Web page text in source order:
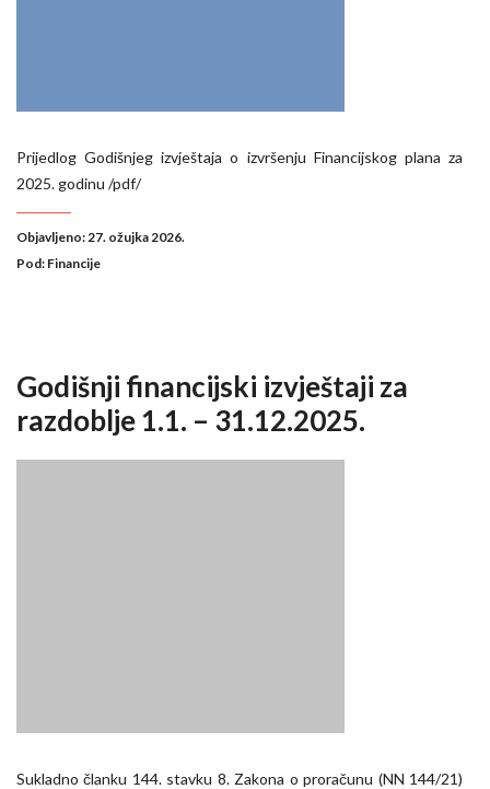
Prijedlog Godišnjeg izvještaja o izvršenju Financijskog plana za
2025. godinu /pdf/
Objavljeno: 27. ožujka 2026.
Pod: Financije
Godišnji financijski izvještaji za
razdoblje 1.1. – 31.12.2025.
Sukladno članku 144. stavku 8. Zakona o proračunu (NN 144/21)